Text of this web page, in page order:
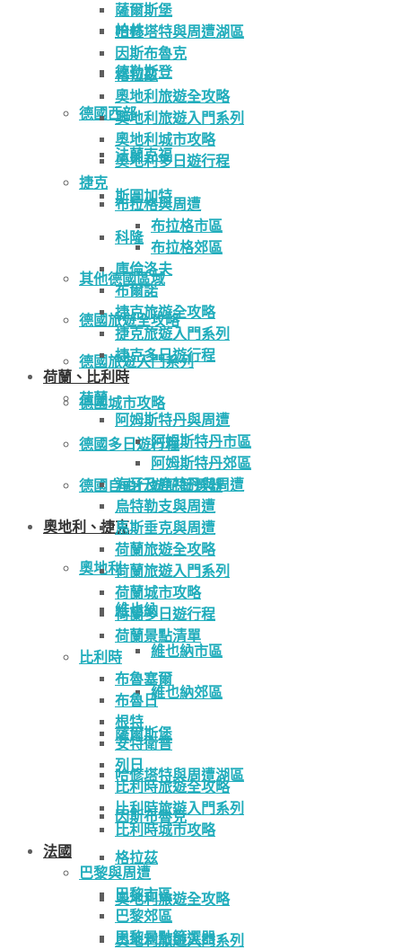
柏林
德勒斯登
德國西部
法蘭克福
斯圖加特
科隆
其他德國區域
德國旅遊全攻略
德國旅遊入門系列
德國城市攻略
德國多日遊行程
德國自由行遊記篩選器
奧地利、捷克
奧地利
維也納
維也納市區
維也納郊區
薩爾斯堡
哈修塔特與周遭湖區
因斯布魯克
格拉茲
奧地利旅遊全攻略
奧地利旅遊入門系列
薩爾斯堡
哈修塔特與周遭湖區
因斯布魯克
格拉茲
奧地利旅遊全攻略
奧地利旅遊入門系列
奧地利城市攻略
奧地利多日遊行程
捷克
布拉格與周遭
布拉格市區
布拉格郊區
庫倫洛夫
布爾諾
捷克旅遊全攻略
捷克旅遊入門系列
捷克多日遊行程
荷蘭、比利時
荷蘭
阿姆斯特丹與周遭
阿姆斯特丹市區
阿姆斯特丹郊區
海牙及鹿特丹與周遭
烏特勒支與周遭
馬斯垂克與周遭
荷蘭旅遊全攻略
荷蘭旅遊入門系列
荷蘭城市攻略
荷蘭多日遊行程
荷蘭景點清單
比利時
布魯塞爾
布魯日
根特
安特衛普
列日
比利時旅遊全攻略
比利時旅遊入門系列
比利時城市攻略
法國
巴黎與周遭
巴黎市區
巴黎郊區
巴黎景點篩選器